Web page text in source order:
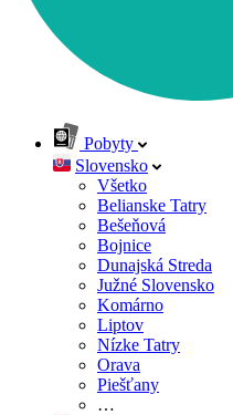
Pobyty
Slovensko
Všetko
Belianske Tatry
Bešeňová
Bojnice
Dunajská Streda
Južné Slovensko
Komárno
Liptov
Nízke Tatry
Orava
Piešťany
…